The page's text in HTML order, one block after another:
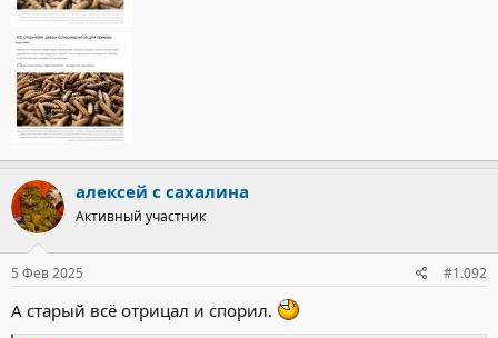
алексей с сахалина
Активный участник
5 Фев 2025 #1.092
А старый всё отрицал и спорил.